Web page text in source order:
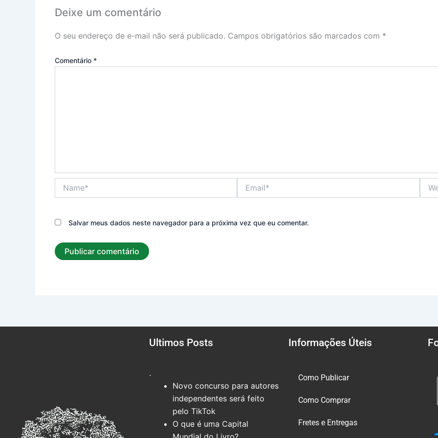
Deixe um comentário
O seu endereço de e-mail não será publicado. Campos obrigatórios são marcados com *
Comentário *
Salvar meus dados neste navegador para a próxima vez que eu comentar.
Ultimos Posts
.
Novo concurso para autores
independentes será feito
pelo TikTok
O que é uma Capital
Informações Úteis
Como Publicar
Como Comprar
Fretes e Entregas